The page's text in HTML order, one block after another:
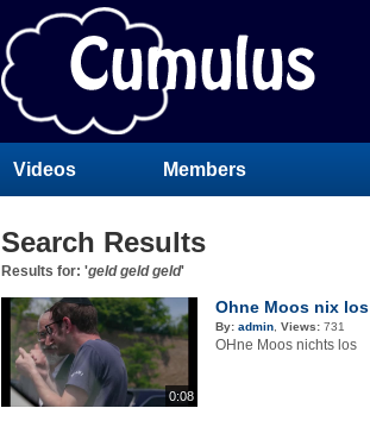
Videos Members
Search Results
Results for: 'geld geld geld'
0:08
Ohne Moos nix los
By: admin Views: 731
OHne Moos nichts los